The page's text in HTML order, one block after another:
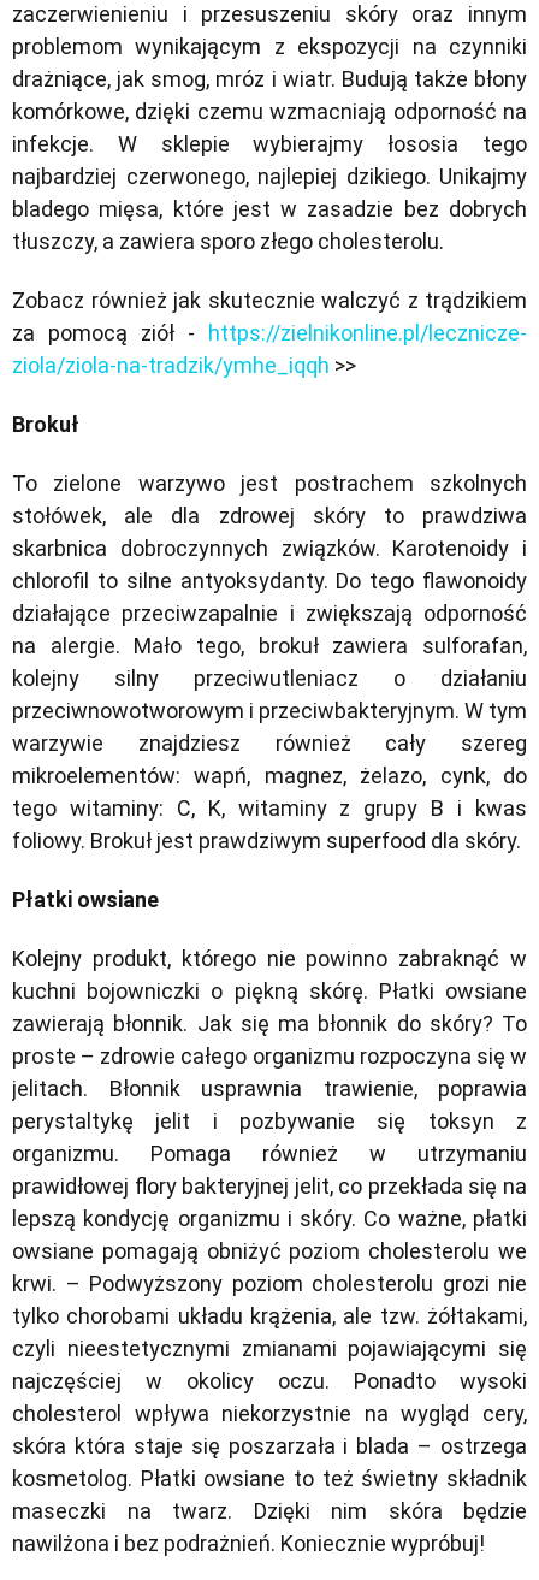
zaczerwienieniu i przesuszeniu skóry oraz innym
problemom wynikającym z ekspozycji na czynniki
drażniące, jak smog, mróz i wiatr. Budują także błony
komórkowe, dzięki czemu wzmacniają odporność na
infekcje. W sklepie wybierajmy łososia tego
najbardziej czerwonego, najlepiej dzikiego. Unikajmy
bladego mięsa, które jest w zasadzie bez dobrych
tłuszczy, a zawiera sporo złego cholesterolu.
Zobacz również jak skutecznie walczyć z trądzikiem
za pomocą ziół - https://zielnikonline.pl/lecznicze-
ziola/ziola-na-tradzik/ymhe_iqqh >>
Brokuł
To zielone warzywo jest postrachem szkolnych
stołówek, ale dla zdrowej skóry to prawdziwa
skarbnica dobroczynnych związków. Karotenoidy i
chlorofil to silne antyoksydanty. Do tego flawonoidy
działające przeciwzapalnie i zwiększają odporność
na alergie. Mało tego, brokuł zawiera sulforafan,
kolejny silny przeciwutleniacz o działaniu
przeciwnowotworowym i przeciwbakteryjnym. W tym
warzywie znajdziesz również cały szereg
mikroelementów: wapń, magnez, żelazo, cynk, do
tego witaminy: C, K, witaminy z grupy B i kwas
foliowy. Brokuł jest prawdziwym superfood dla skóry.
Płatki owsiane
Kolejny produkt, którego nie powinno zabraknąć w
kuchni bojowniczki o piękną skórę. Płatki owsiane
zawierają błonnik. Jak się ma błonnik do skóry? To
proste – zdrowie całego organizmu rozpoczyna się w
jelitach. Błonnik usprawnia trawienie, poprawia
perystaltykę jelit i pozbywanie się toksyn z
organizmu. Pomaga również w utrzymaniu
prawidłowej flory bakteryjnej jelit, co przekłada się na
lepszą kondycję organizmu i skóry. Co ważne, płatki
owsiane pomagają obniżyć poziom cholesterolu we
krwi. – Podwyższony poziom cholesterolu grozi nie
tylko chorobami układu krążenia, ale tzw. żółtakami,
czyli nieestetycznymi zmianami pojawiającymi się
najczęściej w okolicy oczu. Ponadto wysoki
cholesterol wpływa niekorzystnie na wygląd cery,
skóra która staje się poszarzała i blada – ostrzega
kosmetolog. Płatki owsiane to też świetny składnik
maseczki na twarz. Dzięki nim skóra będzie
nawilżona i bez podrażnień. Koniecznie wypróbuj!